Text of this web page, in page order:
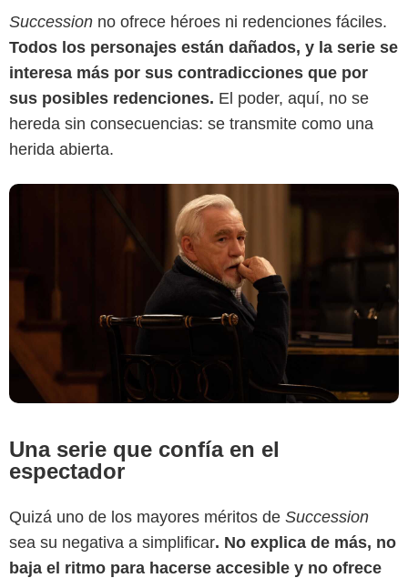
Succession no ofrece héroes ni redenciones fáciles.
Todos los personajes están dañados, y la serie se
interesa más por sus contradicciones que por
sus posibles redenciones. El poder, aquí, no se
hereda sin consecuencias: se transmite como una
herida abierta.
Una serie que confía en el
espectador
Quizá uno de los mayores méritos de Succession
sea su negativa a simplificar. No explica de más, no
baja el ritmo para hacerse accesible y no ofrece